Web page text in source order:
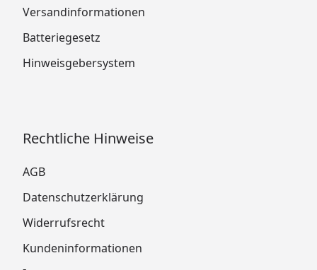
Versandinformationen
Batteriegesetz
Hinweisgebersystem
Rechtliche Hinweise
AGB
Datenschutzerklärung
Widerrufsrecht
Kundeninformationen